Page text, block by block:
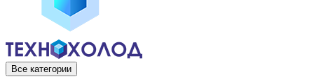
Все категории